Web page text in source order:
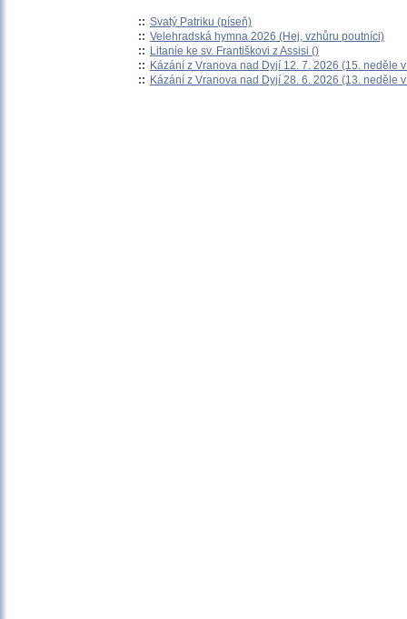
:: Svatý Patriku (píseň)
:: Velehradská hymna 2026 (Hej, vzhůru poutníci)
:: Litanie ke sv. Františkovi z Assisi ()
:: Kázání z Vranova nad Dyjí 12. 7. 2026 (15. neděle
:: Kázání z Vranova nad Dyjí 28. 6. 2026 (13. neděle